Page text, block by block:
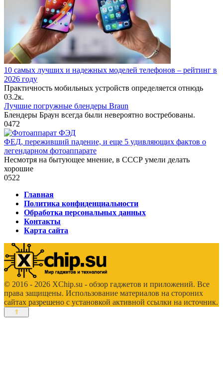
10 самых лучших и надежных моделей телефонов – рейтинг в
2026 году
Практичность мобильных устройств определяется отнюдь
03.2к.
Лучшие погружные блендеры Braun
Блендеры Браун всегда были невероятно востребованы.
0472
ФЕД, переживший падение, и еще 5 удивляющих фактов о
легендарном фотоаппарате
Несмотря на бытующее мнение, в СССР умели делать
хорошие
0522
Главная
Политика конфиденциальности
Обработка персональных данных
Контакты
Карта сайта
© 2016 - 2026 XChip.su - обзор гаджетов и приложений. Все
права защищены. Использование материалов на стороних
сайтах разрешено с установкой активной ссылки на источник.